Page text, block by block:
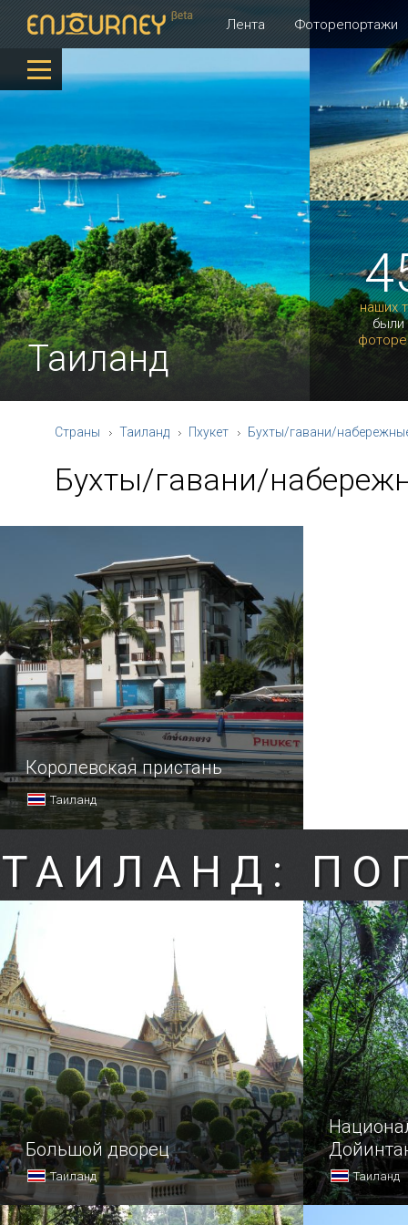
Лента Фоторепортажи
наших
были
Таиланд
Страны Таиланд Пхукет Бухты/гавани/
Бухты/гавани/
Королевская пристань
Таиланд
ТАИЛАНД:
Большой дворец
Таиланд Таиланд